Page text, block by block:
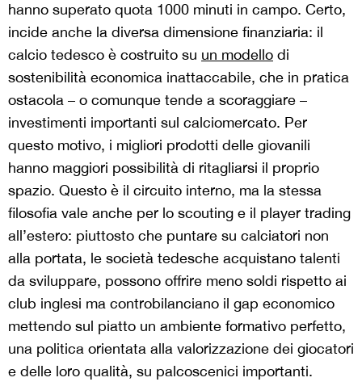
hanno superato quota 1000 minuti in campo. Certo,
incide anche la diversa dimensione finanziaria: il
calcio tedesco è costruito su un modello di
sostenibilità economica inattaccabile, che in pratica
ostacola – o comunque tende a scoraggiare –
investimenti importanti sul calciomercato. Per
questo motivo, i migliori prodotti delle giovanili
hanno maggiori possibilità di ritagliarsi il proprio
spazio. Questo è il circuito interno, ma la stessa
filosofia vale anche per lo scouting e il player trading
all’estero: piuttosto che puntare su calciatori non
alla portata, le società tedesche acquistano talenti
da sviluppare, possono offrire meno soldi rispetto ai
club inglesi ma controbilanciano il gap economico
mettendo sul piatto un ambiente formativo perfetto,
una politica orientata alla valorizzazione dei giocatori
e delle loro qualità, su palcoscenici importanti.